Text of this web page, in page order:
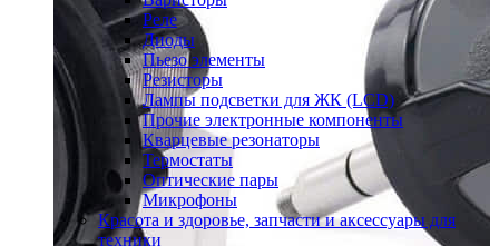
Реле
Диоды
Пьезо элементы
Резисторы
Лампы подсветки для ЖК (LCD)
Прочие электронные компоненты
Кварцевые резонаторы
Термостаты
Оптические пары
Микрофоны
Красота и здоровье, запчасти и аксессуары для
техники